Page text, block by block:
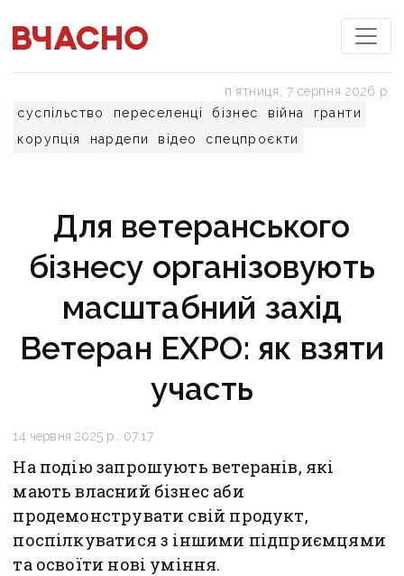
суспільство переселенці бізнес війна
гранти
корупція
нардепи відео спецпроєкти
пʼятниця, 7 серпня 2026 р.
Для ветеранського
бізнесу організовують
масштабний захід
Ветеран EXPO: як взяти
участь
14 червня 2025 р., 07:17
На подію запрошують ветеранів, які
мають власний бізнес аби
продемонструвати свій продукт,
поспілкуватися з іншими підприємцями
та освоїти нові уміння.